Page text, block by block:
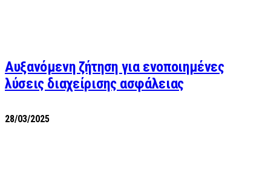
Αυξανόμενη ζήτηση για ενοποιημένες
λύσεις διαχείρισης ασφάλειας
28/03/2025